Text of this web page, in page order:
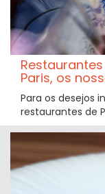
Paris, os
Para os desejos
restaurantes de